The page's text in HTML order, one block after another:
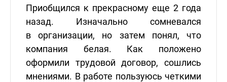
Приобщился к прекрасному еще 2 года
назад. Изначально сомневался
в организации, но затем понял, что
компания белая. Как положено
оформили трудовой договор, сошлись
мнениями. В работе пользуюсь четкими